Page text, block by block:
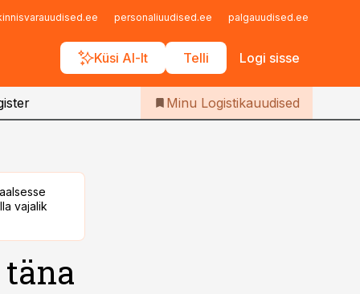
personaliuudised.ee palgauudised.ee
Küsi AI-lt Telli Logi sisse
Iseteenindus
Telli Logistikauudised
Minu Logistikauudised
vajalik